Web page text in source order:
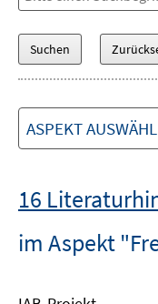
ASPEKT
16
im Aspekt